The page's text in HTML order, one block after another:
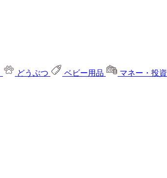
どうぶつ ベビー用品 マネー・投資